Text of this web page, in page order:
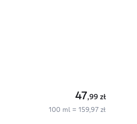
47,99 zł
100 ml = 159,97 zł